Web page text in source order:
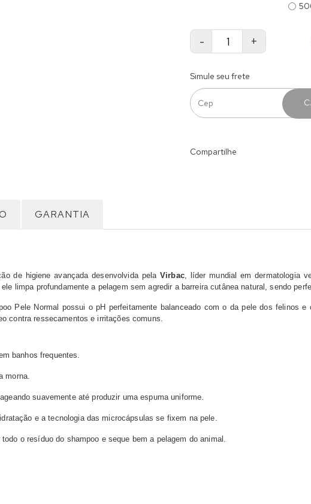
- +
Simule seu frete
Compartilhe
GARANTIA
de higiene avançada desenvolvida pelaVirbac, líder mundial em dermatologia
limpa profundamente a pelagem sem agredir a barreira cutânea natural, sendo
Pele Normal possui o pH perfeitamente balanceado com o da pele dos felinos
contra ressecamentos e irritações comuns.
banhos frequentes.
morna.
suavemente até produzir uma espuma uniforme.
e a tecnologia das microcápsulas se fixem na pele.
o resíduo do shampoo e seque bem a pelagem do animal.